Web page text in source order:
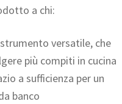
a chi:
versatile, che
più compiti in cucina
a sufficienza per un
banco